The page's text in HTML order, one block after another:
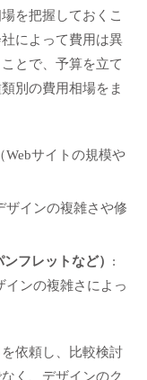
を把握しておくこ
によって費用は異
とで、予算を立て
別の費用相場をま
Webサイトの規模や
ザインの複雑さや修
フレットなど） :
インの複雑さによっ
依頼し、比較検討
く、デザインのク